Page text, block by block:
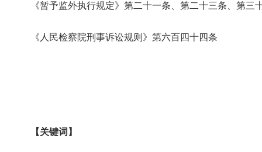
《暂予监外执行规定》第二十一条、第二十三条、第三
《人民检察院刑事诉讼规则》第六百四十四条
【关键词】